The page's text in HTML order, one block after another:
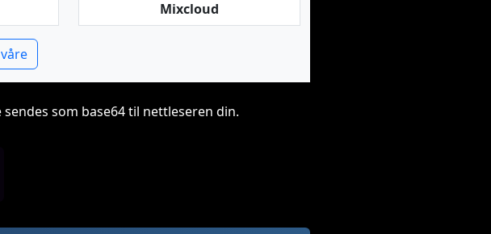
Mixcloud
som base64 til nettleseren din.